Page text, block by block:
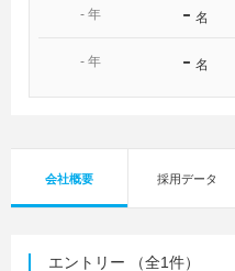
- 年 - 名
- 年 - 名
会社概要 採用データ
エントリー （全1件）